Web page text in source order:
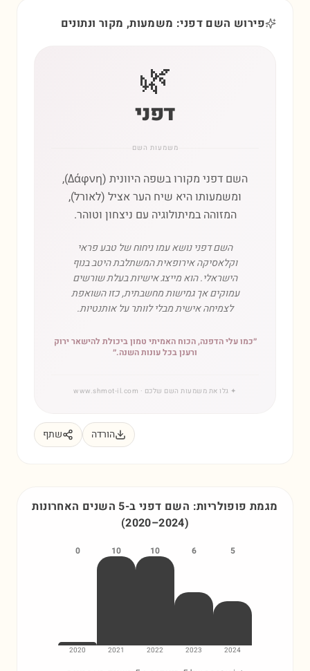
פירוש השם דפני: משמעות, מקור ונתונים
🌿
דפני
משמעות השם
השם דפני מקורו בשפה היוונית (Δάφνη),
ומשמעותו היא שיח הער אציל (לאורל),
המזוהה במיתולוגיה עם ניצחון וטוהר.
השם דפני נושא עמו ניחוח של טבע פראי
וקלאסיקה אירופאית המשתלבת היטב בנוף
הישראלי. הוא מייצג אישיות בעלת שורשים
עמוקים אך גמישות מחשבתית, כזו השואפת
לצמיחה אישית מבלי לוותר על אותנטיות.
״כמו עלי הדפנה, הכוח האמיתי טמון ביכולת להישאר ירוק
ורענן בכל עונות השנה.״
✦ גלו את משמעות השם שלכם · www.shmot-il.com
הורדה שתף
מגמת פופולריות: השם דפני ב-5 השנים האחרונות
(2020–2024)
5
2024
6
2023
10
2022
10
2021
0
2020